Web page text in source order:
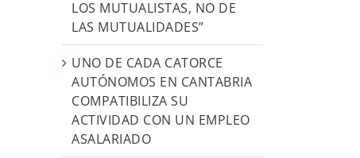
LOS MUTUALISTAS, NO DE
LAS MUTUALIDADES”
UNO DE CADA CATORCE
AUTÓNOMOS EN CANTABRIA
COMPATIBILIZA SU
ACTIVIDAD CON UN EMPLEO
ASALARIADO